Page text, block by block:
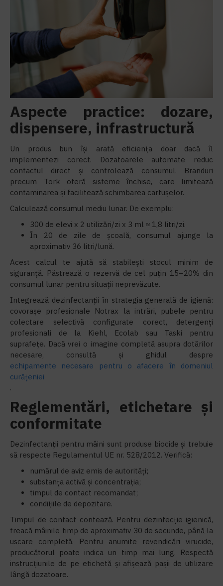
Aspecte practice: dozare,
dispensere, infrastructură
Un produs bun își arată eficiența doar dacă îl
implementezi corect. Dozatoarele automate reduc
contactul direct și controlează consumul. Branduri
precum Tork oferă sisteme închise, care limitează
contaminarea și facilitează schimbarea cartușelor.
Calculează consumul mediu lunar. De exemplu:
300 de elevi x 2 utilizări/zi x 3 ml ≈ 1,8 litri/zi.
În 20 de zile de școală, consumul ajunge la
aproximativ 36 litri/lună.
Acest calcul te ajută să stabilești stocul minim de
siguranță. Păstrează o rezervă de cel puțin 15–20% din
consumul lunar pentru situații neprevăzute.
Integrează dezinfectanții în strategia generală de igienă:
covorașe profesionale Notrax la intrări, pubele pentru
colectare selectivă configurate corect, detergenți
profesionali de la Kiehl, Ecolab sau Taski pentru
suprafețe. Dacă vrei o imagine completă asupra dotărilor
necesare, consultă și ghidul despre
echipamente necesare pentru o afacere în domeniul
curățeniei
.
Reglementări, etichetare și
conformitate
Dezinfectanții pentru mâini sunt produse biocide și trebuie
să respecte Regulamentul UE nr. 528/2012. Verifică:
numărul de aviz emis de autorități;
substanța activă și concentrația;
timpul de contact recomandat;
condițiile de depozitare.
Timpul de contact contează. Pentru dezinfecție igienică,
freacă mâinile timp de aproximativ 30 de secunde, până la
uscare completă. Pentru anumite revendicări virucide,
producătorul poate indica un timp mai lung. Respectă
instrucțiunile de pe etichetă și afișează pașii de utilizare
lângă dozatoare.